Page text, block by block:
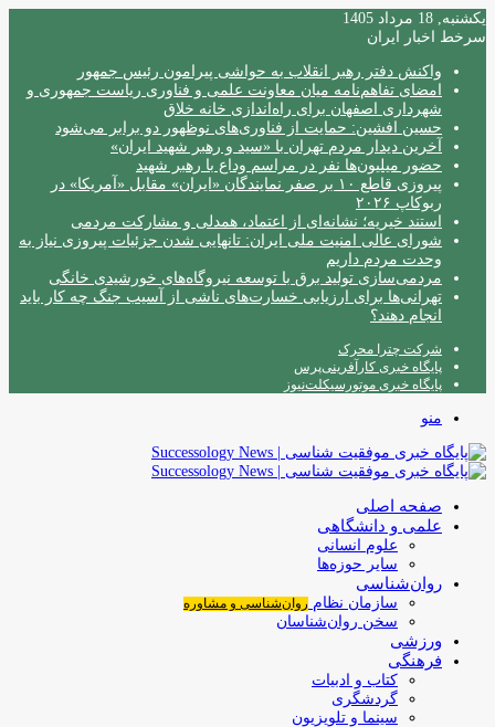
یکشنبه, 18 مرداد 1405
سرخط اخبار ایران
واکنش دفتر رهبر انقلاب به حواشی پیرامون رئیس جمهور
امضای تفاهم‌نامه میان معاونت علمی و فناوری ریاست جمهوری و
شهرداری اصفهان برای راه‌اندازی خانه خلاق
حسین افشین: حمایت از فناوری‌های نوظهور دو برابر می‌شود
آخرین دیدار مردم تهران با «سید و رهبر شهید ایران»
حضور میلیون‌ها نفر در مراسم وداع با رهبر شهید
پیروزی قاطع ۱۰ بر صفر نمایندگان «ایران» مقابل «آمریکا» در
ربوکاپ ۲۰۲۶
استند خیریه؛ نشانه‌ای از اعتماد، همدلی و مشارکت مردمی
شورای عالی امنیت ملی ایران: تانهایی شدن جزئیات پیروزی نیاز به
وحدت مردم داریم
مردمی‌سازی تولید برق با توسعه نیروگاه‌های خورشیدی خانگی
تهرانی‌ها برای ارزیابی خسارت‌های ناشی از آسیب جنگ چه کار باید
انجام دهند؟
شرکت چترا محرک
پایگاه خبری کارآفرینی‌پرس
پایگاه خبری موتورسیکلت‌نیوز
منو
صفحه اصلی
علمی و دانشگاهی
علوم انسانی
سایر حوزه‌ها
روان‌شناسی
سازمان نظام روان‌شناسی و مشاوره
سخن روان‌شناسان
ورزشی
فرهنگی
کتاب و ادبیات
گردشگری
سینما و تلویزیون